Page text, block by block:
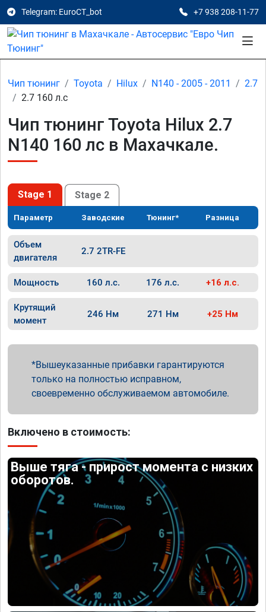
Telegram: EuroCT_bot +7 938 208-11-77
Чип тюнинг Toyota Hilux N140 - 2005 - 2011
2.7
2.7 160 л.с
Чип тюнинг Toyota Hilux 2.7
N140 160 лс в Махачкале.
Stage 1 Stage 2
Параметр Заводские Тюнинг* Разница
Объем
двигателя
2.7 2TR-FE
Мощность 160 л.с. 176 л.с. +16 л.с.
Крутящий
момент
246 Нм 271 Нм +25 Нм
Вышеуказанные прибавки гарантируются
только на полностью исправном,
своевременно обслуживаемом автомобиле.
Включено в стоимость:
Выше тяга - прирост момента с низких
оборотов.